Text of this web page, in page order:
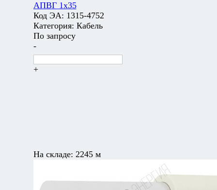
АПВГ 1х35
Код ЭА: 1315-4752
Категория: Кабель
По запросу
-
+
На складе: 2245 м